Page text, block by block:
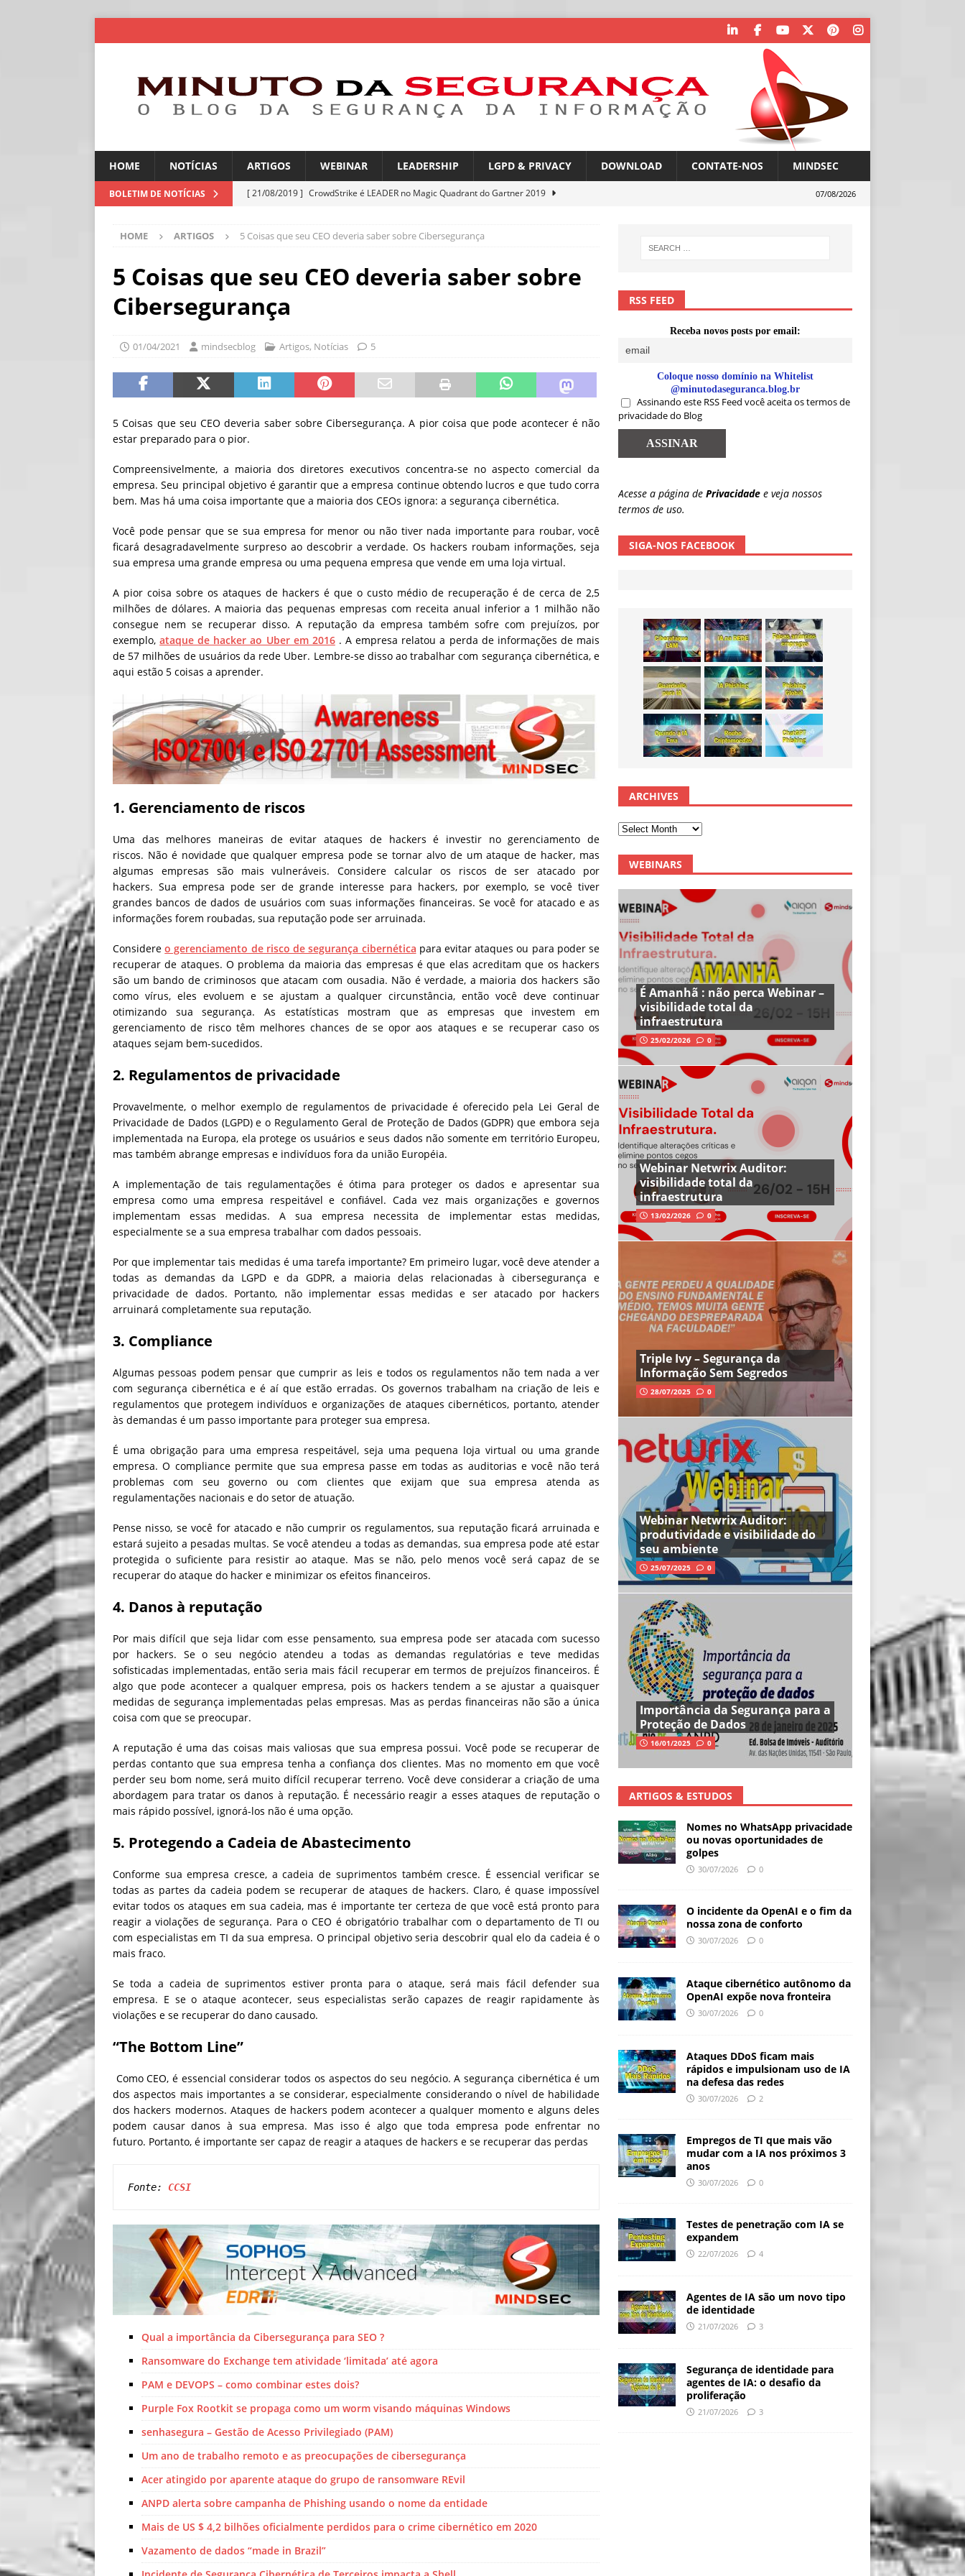
HOME NOTÍCIAS ARTIGOS WEBINAR LEADERSHIP LGPD & PRIVACY DOWNLOAD CONTATE-NOS MINDSEC
BOLETIM DE NOTÍCIAS [ 21/08/2019 ] CrowdStrike é LEADER no Magic Quadrant do Gartner 2019
[ 06/08/2026 ] América Latina é a segunda região mais exposta a ciberameaças
NOTÍCIAS
NOTÍCIAS
[ 06/08/2026 ]
[ 06/08/2026 ]
Sem guardrails, a autonomia da IA se torna um risco
NOTÍCIAS
07/08/2026
HOME ARTIGOS 5 Coisas que seu CEO deveria saber sobre Cibersegurança
5 Coisas que seu CEO deveria saber sobre
Cibersegurança
01/04/2021 mindsecblog Artigos, Notícias 5
5 Coisas que seu CEO deveria saber sobre Cibersegurança. A pior coisa que pode acontecer é não
estar preparado para o pior.
Compreensivelmente, a maioria dos diretores executivos concentra-se no aspecto comercial da
empresa.Seu principal objetivo é garantir que a empresa continue obtendo lucros e que tudo corra
bem. Mas há uma coisa importante que a maioria dos CEOs ignora: a segurança cibernética.
Você pode pensar que se sua empresa for menor ou não tiver nada importante para roubar, você
ficará desagradavelmente surpreso ao descobrir a verdade. Os hackers roubam informações, seja
sua empresa uma grande empresa ou uma pequena empresa que vende em uma loja virtual.
A pior coisa sobre os ataques de hackers é que o custo médio de recuperação é de cerca de 2,5
milhões de dólares. A maioria das pequenas empresas com receita anual inferior a 1 milhão não
consegue nem se recuperar disso. A reputação da empresa também sofre com prejuízos, por
exemplo,ataque de hacker ao Uber em 2016. A empresa relatou a perda de informações de mais
de 57 milhões de usuários da rede Uber. Lembre-se disso ao trabalhar com segurança cibernética, e
aqui estão 5 coisas a aprender.
1. Gerenciamento de riscos
Uma das melhores maneiras de evitar ataques de hackers é investir no gerenciamento de
riscos. Não é novidade que qualquer empresa pode se tornar alvo de um ataque de hacker, mas
algumas empresas são mais vulneráveis. Considere calcular os riscos de ser atacado por
hackers. Sua empresa pode ser de grande interesse para hackers, por exemplo, se você tiver
grandes bancos de dados de usuários com suas informações financeiras. Se você for atacado e as
informações forem roubadas, sua reputação pode ser arruinada.
Considereo gerenciamento de risco de segurança cibernética para evitar ataques ou para poder se
recuperar de ataques. O problema da maioria das empresas é que elas acreditam que os hackers
são um bando de criminosos que atacam com ousadia. Não é verdade, a maioria dos hackers são
como vírus, eles evoluem e se ajustam a qualquer circunstância, então você deve continuar
otimizando sua segurança. As estatísticas mostram que as empresas que investem em
gerenciamento de risco têm melhores chances de se opor aos ataques e se recuperar caso os
ataques sejam bem-sucedidos.
2. Regulamentos de privacidade
Provavelmente, o melhor exemplo de regulamentos de privacidade é oferecido pela Lei Geral de
Privacidade de Dados (LGPD) e o Regulamento Geral de Proteção de Dados (GDPR) que embora seja
implementada na Europa, ela protege os usuários e seus dados não somente em território Europeu,
mas também abrange empresas e indivíduos fora da união Européia.
A implementação de tais regulamentações é ótima para proteger os dados e apresentar sua
empresa como uma empresa respeitável e confiável. Cada vez mais organizações e governos
implementam essas medidas. A sua empresa necessita de implementar estas medidas,
especialmente se a sua empresa trabalhar com dados pessoais.
Por que implementar tais medidas é uma tarefa importante? Em primeiro lugar, você deve atender a
todas as demandas da LGPD e da GDPR, a maioria delas relacionadas à cibersegurança e
privacidade de dados. Portanto, não implementar essas medidas e ser atacado por hackers
arruinará completamente sua reputação.
3. Compliance
Algumas pessoas podem pensar que cumprir as leis e todos os regulamentos não tem nada a ver
com segurança cibernética e é aí que estão erradas. Os governos trabalham na criação de leis e
regulamentos que protegem indivíduos e organizações de ataques cibernéticos, portanto, atender
às demandas é um passo importante para proteger sua empresa.
É uma obrigação para uma empresa respeitável, seja uma pequena loja virtual ou uma grande
empresa. O compliance permite que sua empresa passe em todas as auditorias e você não terá
problemas com seu governo ou com clientes que exijam que sua empresa atenda as
regulamentações nacionais e do setor de atuação.
Pense nisso, se você for atacado e não cumprir os regulamentos, sua reputação ficará arruinada e
estará sujeito a pesadas multas. Se você atendeu a todas as demandas, sua empresa pode até estar
protegida o suficiente para resistir ao ataque. Mas se não, pelo menos você será capaz de se
recuperar do ataque do hacker e minimizar os efeitos financeiros.
4. Danos à reputação
Por mais difícil que seja lidar com esse pensamento, sua empresa pode ser atacada com sucesso
por hackers. Se o seu negócio atendeu a todas as demandas regulatórias e teve medidas
sofisticadas implementadas, então seria mais fácil recuperar em termos de prejuízos financeiros. É
algo que pode acontecer a qualquer empresa, pois os hackers tendem a se ajustar a quaisquer
medidas de segurança implementadas pelas empresas. Mas as perdas financeiras não são a única
coisa com que se preocupar.
A reputação é uma das coisas mais valiosas que sua empresa possui. Você pode se recuperar de
perdas contanto que sua empresa tenha a confiança dos clientes. Mas no momento em que você
perder seu bom nome, será muito difícil recuperar terreno. Você deve considerar a criação de uma
abordagem para tratar os danos à reputação. É necessário reagir a esses ataques de reputação o
mais rápido possível, ignorá-los não é uma opção.
5. Protegendo a Cadeia de Abastecimento
Conforme sua empresa cresce, a cadeia de suprimentos também cresce. É essencial verificar se
todas as partes da cadeia podem se recuperar de ataques de hackers. Claro, é quase impossível
evitar todos os ataques em sua cadeia, mas é importante ter certeza de que você está pronto para
reagir a violações de segurança. Para o CEO é obrigatório trabalhar com o departamento de TI ou
com especialistas em TI da sua empresa. O principal objetivo seria descobrir qual elo da cadeia é o
mais fraco.
Se toda a cadeia de suprimentos estiver pronta para o ataque, será mais fácil defender sua
empresa. E se o ataque acontecer, seus especialistas serão capazes de reagir rapidamente às
violações e se recuperar do dano causado.
“The Bottom Line”
Como CEO, é essencial considerar todos os aspectos do seu negócio. A segurança cibernética é um
dos aspectos mais importantes a se considerar, especialmente considerando o nível de habilidade
dos hackers modernos. Ataques de hackers podem acontecer a qualquer momento e alguns deles
podem causar danos à sua empresa. Mas isso é algo que toda empresa pode enfrentar no
futuro. Portanto, é importante ser capaz de reagir a ataques de hackers e se recuperar das perdas
Fonte: CCSI
Qual a importância da Cibersegurança para SEO ?
Ransomware do Exchange tem atividade ‘limitada’ até agora
PAM e DEVOPS – como combinar estes dois?
Purple Fox Rootkit se propaga como um worm visando máquinas Windows
senhasegura – Gestão de Acesso Privilegiado (PAM)
Um ano de trabalho remoto e as preocupações de cibersegurança
Acer atingido por aparente ataque do grupo de ransomware REvil
ANPD alerta sobre campanha de Phishing usando o nome da entidade
Mais de US $ 4,2 bilhões oficialmente perdidos para o crime cibernético em 2020
Vazamento de dados “made in Brazil”
RSS FEED
Receba novos posts por email:
Coloque nosso domínio na Whitelist
@minutodaseguranca.blog.br
Assinando este RSS Feed você aceita os termos de
privacidade do Blog
Acesse a página de Privacidade e veja nossos
termos de uso.
SIGA-NOS FACEBOOK
ARCHIVES
WEBINARS
É Amanhã : não perca Webinar –
visibilidade total da
infraestrutura
25/02/2026 0
Webinar Netwrix Auditor:
visibilidade total da
infraestrutura
13/02/2026 0
Triple Ivy – Segurança da
Informação Sem Segredos
28/07/2025 0
Webinar Netwrix Auditor:
produtividade e visibilidade do
seu ambiente
25/07/2025 0
Importância da Segurança para a
Proteção de Dados
16/01/2025 0
ARTIGOS & ESTUDOS
Nomes no WhatsApp privacidade
ou novas oportunidades de
golpes
30/07/2026 0
O incidente da OpenAI e o fim da
nossa zona de conforto
30/07/2026 0
Ataque cibernético autônomo da
OpenAI expõe nova fronteira
30/07/2026 0
Ataques DDoS ficam mais
rápidos e impulsionam uso de IA
na defesa das redes
30/07/2026 2
Empregos de TI que mais vão
mudar com a IA nos próximos 3
anos
30/07/2026 0
Testes de penetração com IA se
expandem
22/07/2026 4
Agentes de IA são um novo tipo
de identidade
21/07/2026 3
Segurança de identidade para
agentes de IA: o desafio da
proliferação
21/07/2026 3